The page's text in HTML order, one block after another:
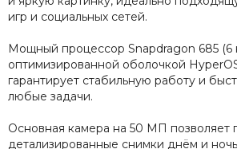
игр и социальных сетей.
Мощный процессор Snapdragon 685 (6
оптимизированной оболочкой
гарантирует стабильную работу и
любые задачи.
Основная камера на 50 МП позволяет
детализированные снимки днём и